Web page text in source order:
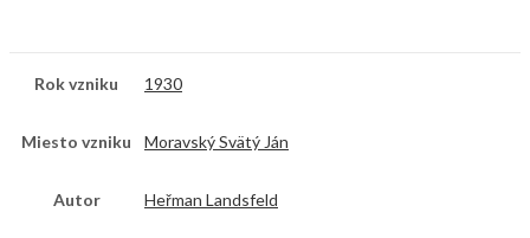
Rok vzniku 1930
Miesto vzniku Moravský Svätý Ján
Autor Heřman Landsfeld